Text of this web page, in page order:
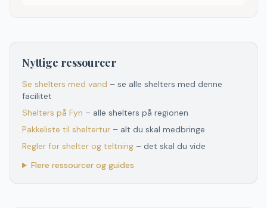
Nyttige ressourcer
Se shelters med vand – se alle shelters med denne
facilitet
Shelters på Fyn – alle shelters på regionen
Pakkeliste til sheltertur – alt du skal medbringe
Regler for shelter og teltning – det skal du vide
Flere ressourcer og guides